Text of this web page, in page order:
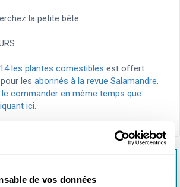
de vos données
la petite bête
les plantes comestibles est offert
les abonnés à la revue Salamandre.
commander en même temps que
ici.
(13-99 ANS)